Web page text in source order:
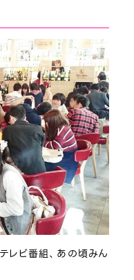
レビ番組、あの頃みん